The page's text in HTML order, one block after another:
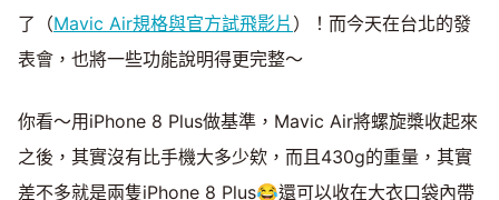
了（Mavic Air規格與官方試飛影片 ）！而今天在台北的發
表會，也將一些功能說明得更完整～
你看～用iPhone 8 Plus做基準，Mavic Air將螺旋槳收起來
之後，其實沒有比手機大多少欸，而且430g的重量，其實
差不多就是兩隻iPhone 8 Plus😂還可以收在大衣口袋內帶